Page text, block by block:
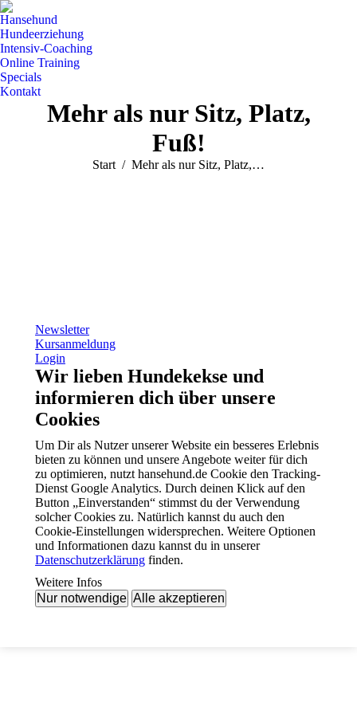
Hansehund
Hundeerziehung
Intensiv-Coaching
Online Training
Specials
Kontakt
Mehr als nur Sitz, Platz,
Fuß!
Sie befinden sich hier:
Start Mehr als nur Sitz, Platz,…
Newsletter
Kursanmeldung
Login
Wir lieben Hundekekse und
informieren dich über unsere
Cookies
Um Dir als Nutzer unserer Website ein besseres Erlebnis
bieten zu können und unsere Angebote weiter für dich
zu optimieren, nutzt hansehund.de Cookie den Tracking-
Dienst Google Analytics. Durch deinen Klick auf den
Button „Einverstanden“ stimmst du der Verwendung
solcher Cookies zu. Natürlich kannst du auch den
Cookie-Einstellungen widersprechen. Weitere Optionen
und Informationen dazu kannst du in unserer
Datenschutzerklärung finden.
Weitere Infos
Nur notwendige Alle akzeptieren